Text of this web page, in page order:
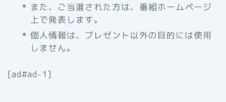
また、ご当選された方は、番組ホームページ
上で発表します。
個人情報は、プレゼント以外の目的には使用
しません。
[ad#ad-1]